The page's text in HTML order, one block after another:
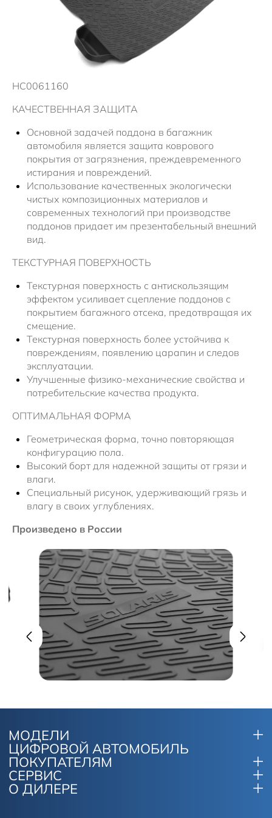
Новости
HC0061160
КАЧЕСТВЕННАЯ ЗАЩИТА
Основной задачей поддона в багажник
автомобиля является защита коврового
покрытия от загрязнения, преждевременного
истирания и повреждений.
Использование качественных экологически
чистых композиционных материалов и
современных технологий при производстве
поддонов придает им презентабельный внешний
вид.
ТЕКСТУРНАЯ ПОВЕРХНОСТЬ
Текстурная поверхность с антискользящим
эффектом усиливает сцепление поддонов с
покрытием багажного отсека, предотвращая их
смещение.
Текстурная поверхность более устойчива к
повреждениям, появлению царапин и следов
эксплуатации.
Улучшенные физико-механические свойства и
потребительские качества продукта.
ОПТИМАЛЬНАЯ ФОРМА
Геометрическая форма, точно повторяющая
конфигурацию пола.
Высокий борт для надежной защиты от грязи и
влаги.
Специальный рисунок, удерживающий грязь и
влагу в своих углублениях.
Произведено в России
МОДЕЛИ
ЦИФРОВОЙ АВТОМОБИЛЬ
ПОКУПАТЕЛЯМ
СЕРВИС
О ДИЛЕРЕ